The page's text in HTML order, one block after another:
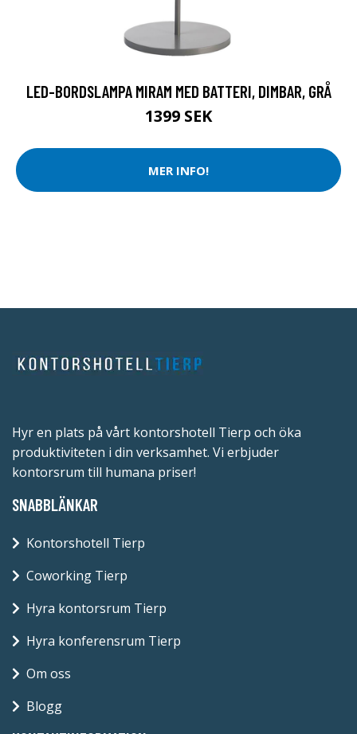
LED-BORDSLAMPA MIRAM MED BATTERI, DIMBAR, GRÅ
1399 SEK
MER INFO!
Hyr en plats på vårt kontorshotell Tierp och öka
produktiviteten i din verksamhet. Vi erbjuder
kontorsrum till humana priser!
SNABBLÄNKAR
Kontorshotell Tierp
Coworking Tierp
Hyra kontorsrum Tierp
Hyra konferensrum Tierp
Om oss
Blogg